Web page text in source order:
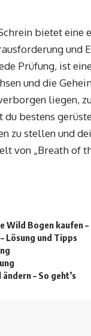
bietet eine
und
Prüfung, ist
und die
liegen,
du bestens
zu stellen und
von „Breath of
Wild Bogen kaufen –
Lösung und Tipps
– So geht’s